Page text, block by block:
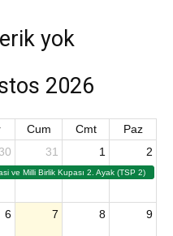
yok
2026
Cum Cmt
Paz
ve Milli Birlik Kupası 2. Ayak (TSP 2)
30 31 1 2
6 7 8 9